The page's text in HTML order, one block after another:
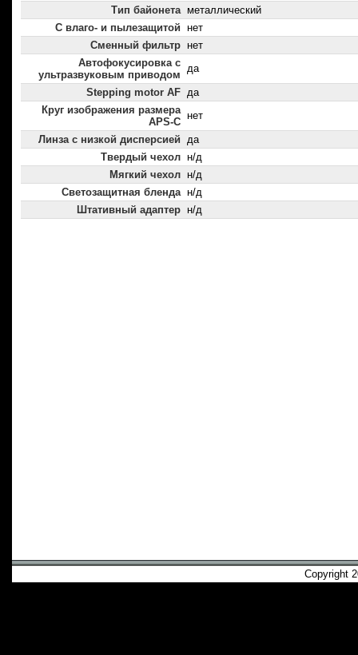
Тип байонета металлический
С влаго- и пылезащитой нет
Сменный фильтр нет
Автофокусировка с
ультразвуковым приводом
да
Stepping motor AF да
Круг изображения размера
APS-C
нет
Линза с низкой дисперсией да
Твердый чехол н/д
Мягкий чехол н/д
Светозащитная бленда н/д
Штативный адаптер н/д
Copyright